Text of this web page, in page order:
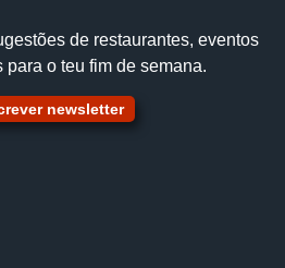
de restaurantes, eventos
para o teu fim de semana.
newsletter